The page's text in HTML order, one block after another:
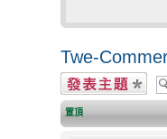
Twe-
發表新主題
置頂